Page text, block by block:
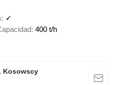
✓
400 t/h
Kosowscy